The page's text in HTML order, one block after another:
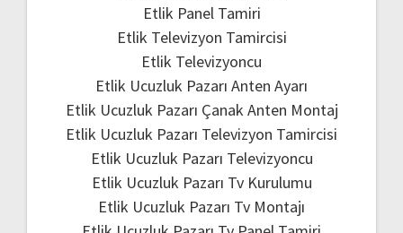
Etlik Panel Tamiri
Etlik Televizyon Tamircisi
Etlik Televizyoncu
Etlik Ucuzluk Pazarı Anten Ayarı
Etlik Ucuzluk Pazarı Çanak Anten Montaj
Etlik Ucuzluk Pazarı Televizyon Tamircisi
Etlik Ucuzluk Pazarı Televizyoncu
Etlik Ucuzluk Pazarı Tv Kurulumu
Etlik Ucuzluk Pazarı Tv Montajı